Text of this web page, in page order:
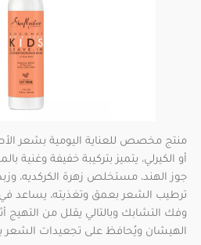
منتج مخصص للعناية اليومية بشعر
أو الكيرلي، يتميز بتركيبة خفيفة وغنية
جوز الهند، مستخلص زهرة الكركديه،
ترطيب الشعر بعمق وتغذيته، يساعد
وفك التشابك وبالتالي يقلل من التهيج
الهيشان ويُحافظ على تجعيدات